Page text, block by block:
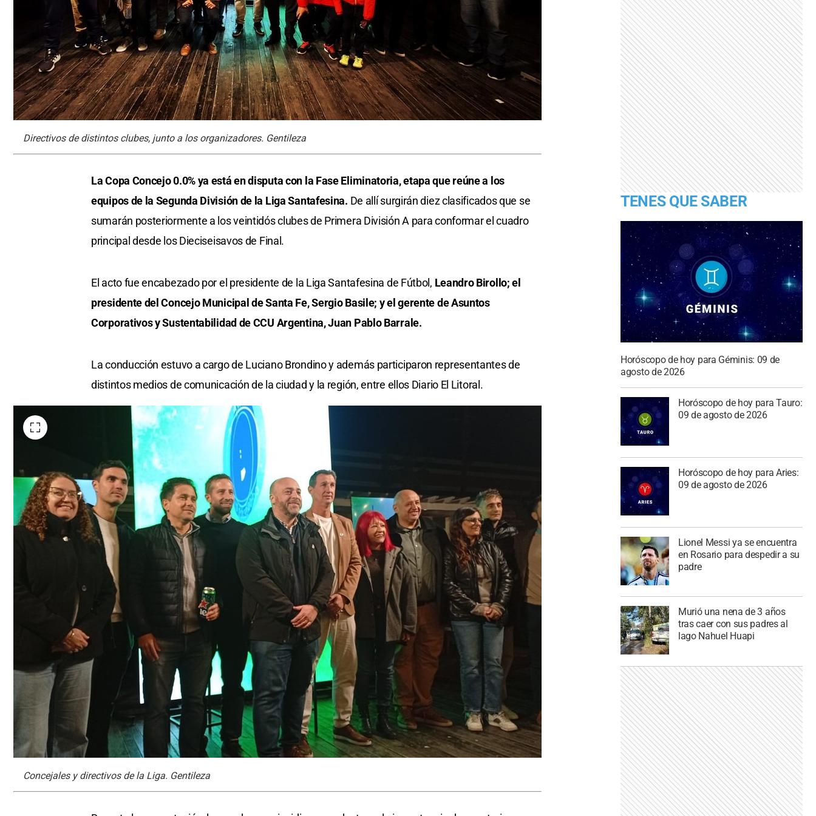
Directivos de distintos clubes, junto a los organizadores. Gentileza
La Copa Concejo 0.0% ya está en disputa con la Fase Eliminatoria, etapa que reúne a los
equipos de la Segunda División de la Liga Santafesina. De allí surgirán diez clasificados que se
sumarán posteriormente a los veintidós clubes de Primera División A para conformar el cuadro
principal desde los Dieciseisavos de Final.
El acto fue encabezado por el presidente de la Liga Santafesina de Fútbol, Leandro Birollo; el
presidente del Concejo Municipal de Santa Fe, Sergio Basile; y el gerente de Asuntos
Corporativos y Sustentabilidad de CCU Argentina, Juan Pablo Barrale.
La conducción estuvo a cargo de Luciano Brondino y además participaron representantes de
distintos medios de comunicación de la ciudad y la región, entre ellos Diario El Litoral.
Concejales y directivos de la Liga. Gentileza
TENES QUE SABER
Horóscopo de hoy para Géminis: 09 de
agosto de 2026
Horóscopo de hoy para Tauro:
09 de agosto de 2026
Horóscopo de hoy para Aries:
09 de agosto de 2026
Lionel Messi ya se encuentra
en Rosario para despedir a su
padre
Murió una nena de 3 años
tras caer con sus padres al
lago Nahuel Huapi